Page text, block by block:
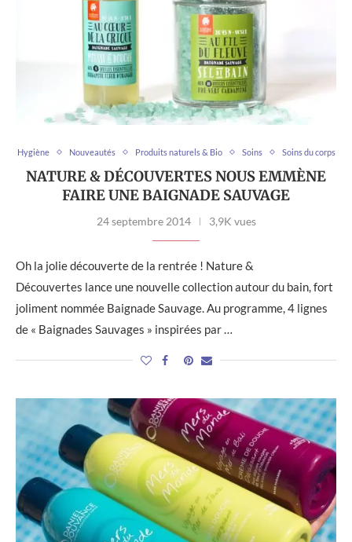
Hygiène Nouveautés Produits naturels & Bio Soins Soins du corps
NATURE & DÉCOUVERTES NOUS EMMÈNE
FAIRE UNE BAIGNADE SAUVAGE
24 septembre 2014 3,9K vues
Oh la jolie découverte de la rentrée ! Nature &
Découvertes lance une nouvelle collection autour du bain, fort
joliment nommée Baignade Sauvage. Au programme, 4 lignes
de « Baignades Sauvages » inspirées par …